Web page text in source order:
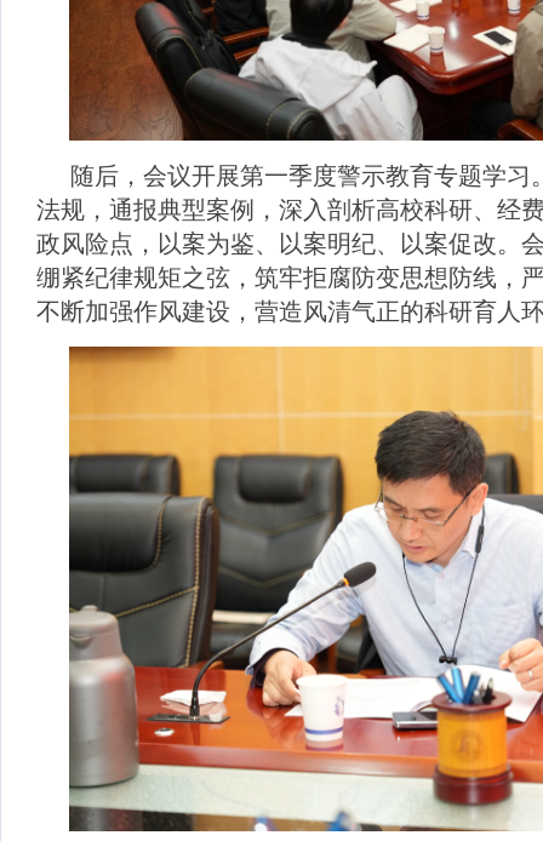
随后，会议开展第一季度警示教育专题学
法规，通报典型案例，深入剖析高校科研、经
政风险点，以案为鉴、以案明纪、以案促改。
绷紧纪律规矩之弦，筑牢拒腐防变思想防线，
不断加强作风建设，营造风清气正的科研育人